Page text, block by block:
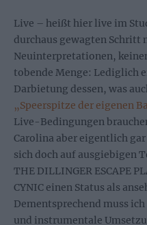
Live – heißt hier live im
durchaus gewagten Schritt
Neuinterpretationen,
tobende Menge: Lediglich
Darbietung dessen, was
„Speerspitze der eigenen
Live-Bedingungen
Carolina aber eigentlich
sich doch auf ausgiebigen
THE DILLINGER ESCAPE
CYNIC einen Status als
Dementsprechend muss
und instrumentale